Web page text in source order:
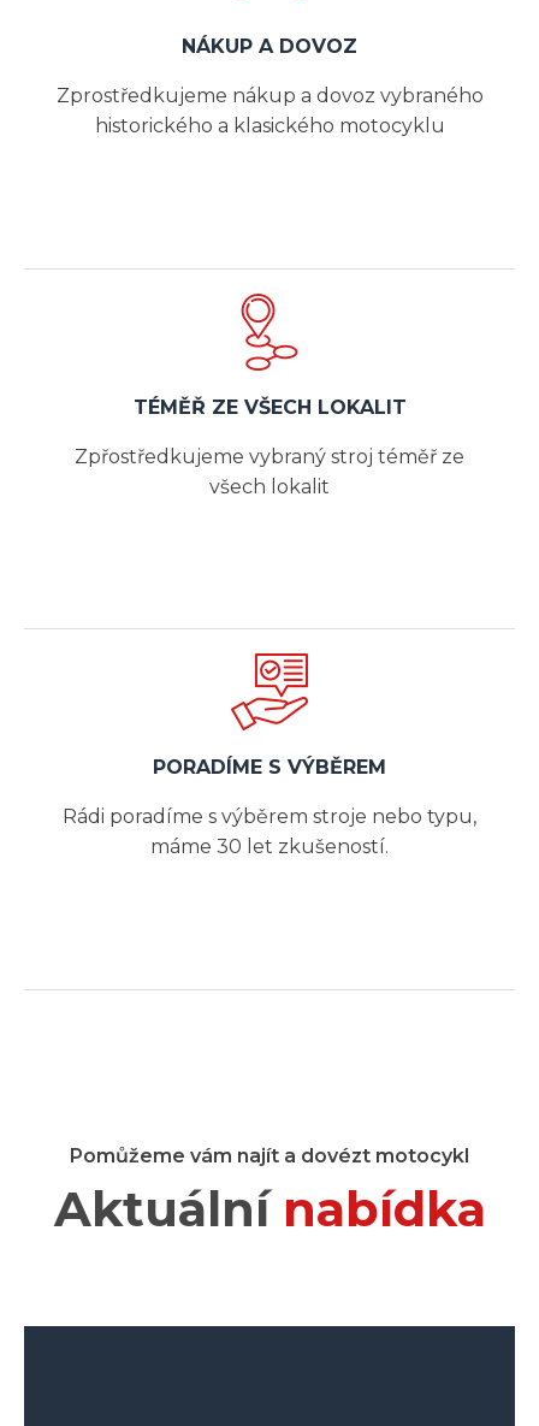
NÁKUP A DOVOZ
Zprostředkujeme nákup a dovoz vybraného
historického a klasického motocyklu
TÉMĚŘ ZE VŠECH LOKALIT
Zpřostředkujeme vybraný stroj téměř ze
všech lokalit
PORADÍME S VÝBĚREM
Rádi poradíme s výběrem stroje nebo typu,
máme 30 let zkušeností.
Pomůžeme vám najít a dovézt motocykl
Aktuální nabídka